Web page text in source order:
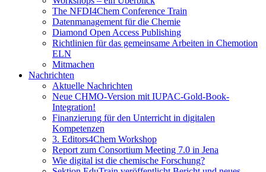
The NFDI4Chem Conference Train
Datenmanagement für die Chemie
Diamond Open Access Publishing
Richtlinien für das gemeinsame Arbeiten in Chemotion
ELN
Mitmachen
Nachrichten
Aktuelle Nachrichten
Neue CHMO-Version mit IUPAC-Gold-Book-
Integration!
Finanzierung für den Unterricht in digitalen
Kompetenzen
3. Editors4Chem Workshop
Report zum Consortium Meeting 7.0 in Jena
Wie digital ist die chemische Forschung?